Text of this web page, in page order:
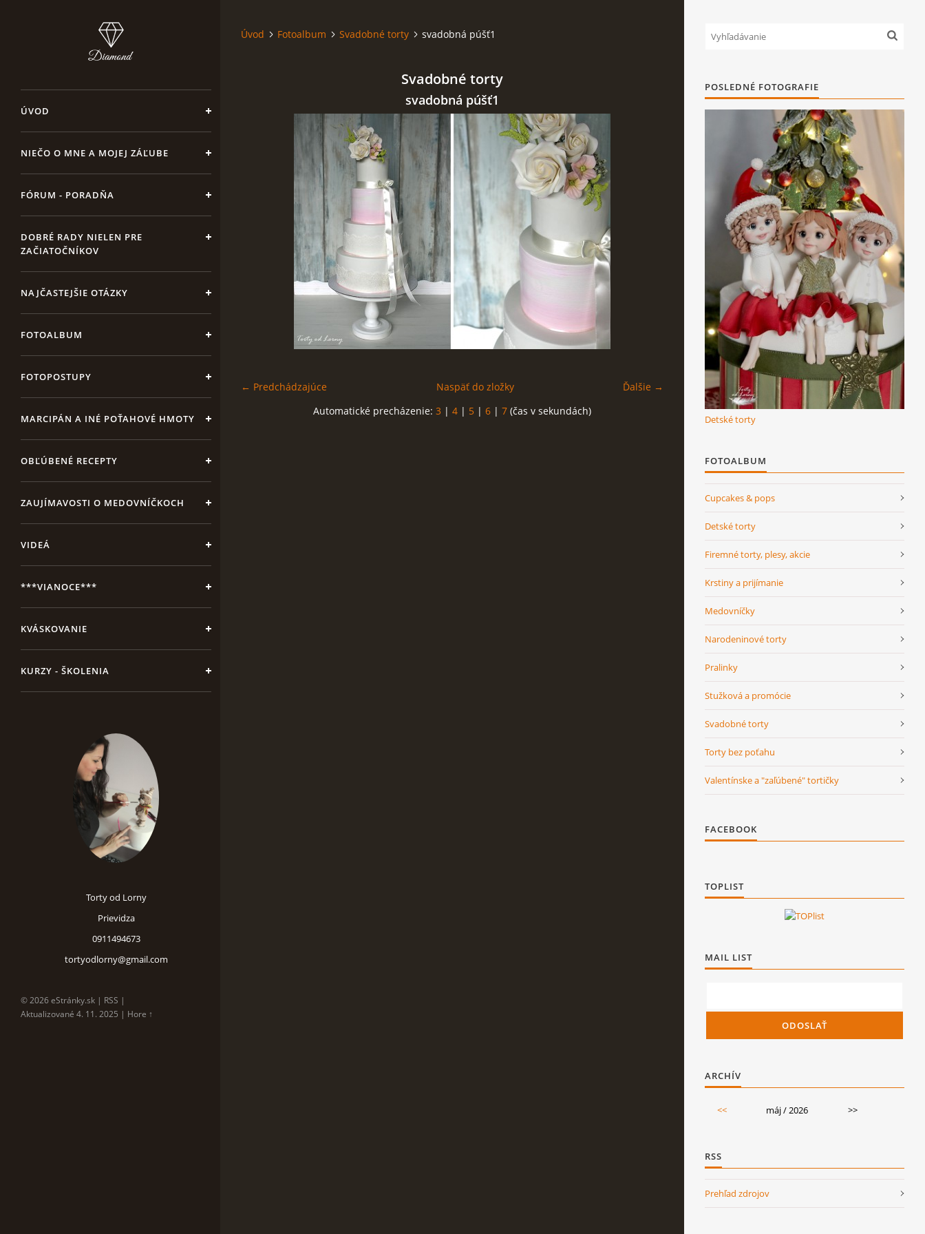
ÚVOD
NIEČO O MNE A MOJEJ ZÁĽUBE
FÓRUM - PORADŇA
DOBRÉ RADY NIELEN PRE
ZAČIATOČNÍKOV
NAJČASTEJŠIE OTÁZKY
FOTOALBUM
FOTOPOSTUPY
MARCIPÁN A INÉ POŤAHOVÉ HMOTY
OBĽÚBENÉ RECEPTY
ZAUJÍMAVOSTI O MEDOVNÍČKOCH
VIDEÁ
***VIANOCE***
KVÁSKOVANIE
KURZY - ŠKOLENIA
Torty od Lorny
Prievidza
0911494673
tortyodlorny@gmail.com
© 2026 eStránky.sk | RSS |
Aktualizované 4. 11. 2025 | Hore ↑
Úvod Fotoalbum Svadobné torty svadobná púšť1
Svadobné torty
svadobná púšť1
← Predchádzajúce Ďalšie →
Naspäť do zložky
Automatické precházenie: 3 | 4 | 5 | 6 | 7 (čas v sekundách)
POSLEDNÉ FOTOGRAFIE
Detské torty
FOTOALBUM
Cupcakes & pops
Detské torty
Firemné torty, plesy, akcie
Krstiny a prijímanie
Medovníčky
Narodeninové torty
Pralinky
Stužková a promócie
Svadobné torty
Torty bez poťahu
Valentínske a "zaľúbené" tortičky
FACEBOOK
TOPLIST
MAIL LIST
ARCHÍV
<< máj / 2026 >>
RSS
Prehľad zdrojov